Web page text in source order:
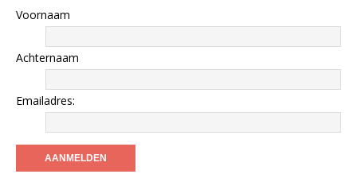
Voornaam
Achternaam
Emailadres: